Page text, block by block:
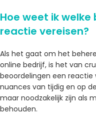
Hoe weet ik
reactie vereisen?
Als het gaat om het
online bedrijf, is het van
beoordelingen een reactie
nuances van tijdig en op
maar noodzakelijk zijn als
behouden.